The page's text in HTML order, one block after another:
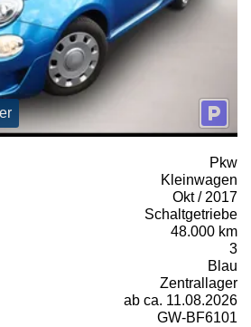
Pkw
Kleinwagen
Okt / 2017
Schaltgetriebe
48.000 km
3
Blau
Zentrallager
ab ca. 11.08.2026
GW-BF6101